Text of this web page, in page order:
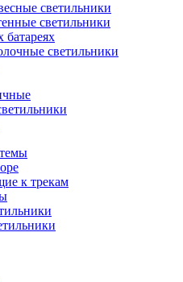
светильники
светильники
светильники
к трекам